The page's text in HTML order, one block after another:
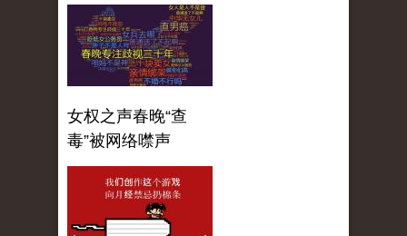
女权之声春晚“查
毒”被网络噤声